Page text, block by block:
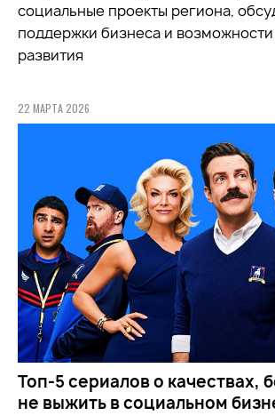
социальные проекты региона,
поддержки бизнеса и
развития
22 МАРТА 2026
Топ-5 сериалов о качествах,
не выжить в социальном